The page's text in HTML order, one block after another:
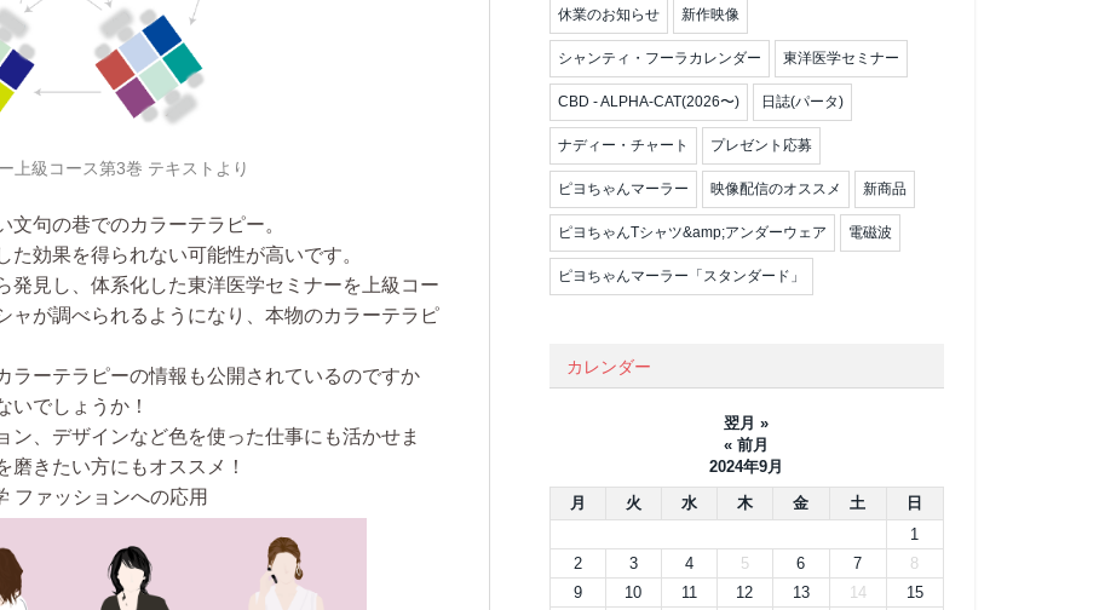
上級コース第3巻 テキストより
文句の巷でのカラーテラピー。
効果を得られない可能性が高いです。
発見し、体系化した東洋医学セミナーを上級コー
ャが調べられるようになり、本物のカラーテラピ
ラーテラピーの情報も公開されているのですか
いでしょうか！
ン、デザインなど色を使った仕事にも活かせま
きたい方にもオススメ！
ファッションへの応用
休業のお知らせ 新作映像
シャンティ・フーラカレンダー 東洋医学セミナー
CBD - ALPHA-CAT(2026〜) 日誌(パータ)
ナディー・チャート プレゼント応募
ピヨちゃんマーラー 映像配信のオススメ 新商品
ピヨちゃんTシャツ&amp;アンダーウェア 電磁波
ピヨちゃんマーラー「スタンダード」
カレンダー
翌月 »
« 前月
2024年9月
月
火 水 木 金 土
日
1
2
3 4 5 6 7
8
9
10 11 12 13 14
15